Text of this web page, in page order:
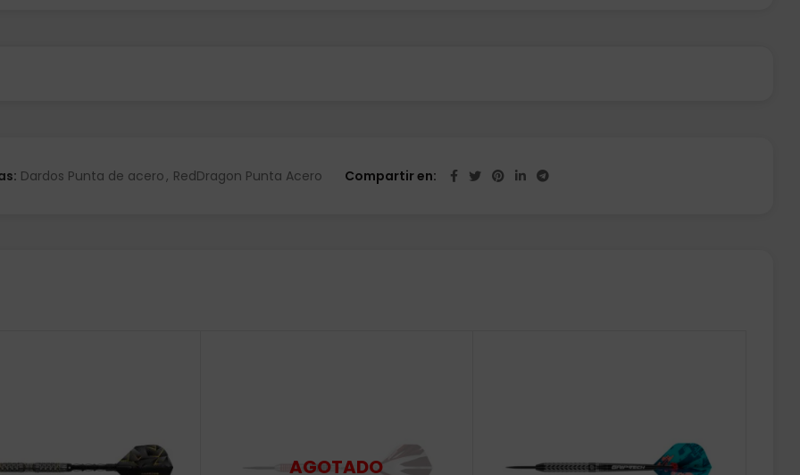
Dardos Punta de acero, RedDragon Punta Acero Compartir en